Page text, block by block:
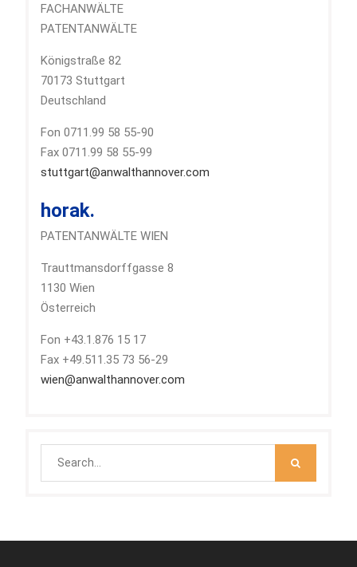
FACHANWÄLTE
PATENTANWÄLTE
Königstraße 82
70173 Stuttgart
Deutschland
Fon 0711.99 58 55-90
Fax 0711.99 58 55-99
stuttgart@anwalthannover.com
horak.
PATENTANWÄLTE WIEN
Trauttmansdorffgasse 8
1130 Wien
Österreich
Fon +43.1.876 15 17
Fax +49.511.35 73 56-29
wien@anwalthannover.com